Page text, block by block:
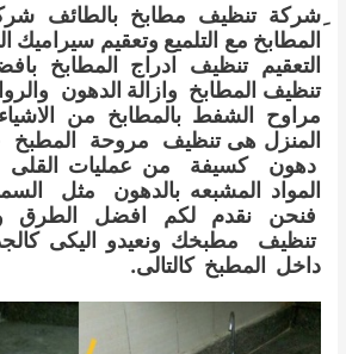
ِشركة تنظيف مطابخ بالطائف
المطابخ مع التلميع وتعقيم سيراميك
التعقيم تنظيف ادراج المطابخ
تنظيف المطابخ وازالة الدهون
مراوح الشفط بالمطابخ من
المنزل هى تنظيف مروحة المطبخ
دهون كسيفة من عمليات القلى
المواد المشبعه بالدهون مثل
فنحن نقدم لكم افضل الطرق
تنظيف مطبخك ونعيدو اليكى
داخل المطبخ كالتالى.